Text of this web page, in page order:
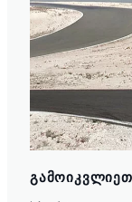
ᲒᲐᲛᲝᲘᲙᲕᲚᲘᲔᲗ